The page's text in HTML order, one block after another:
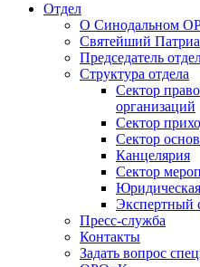
Отдел
О Синодальном
Святейший
Председатель
Структура отдела
Сектор
организаций
Сектор
Сектор
Канцелярия
Сектор
Экспертный
Пресс-служба
Контакты
Задать вопрос